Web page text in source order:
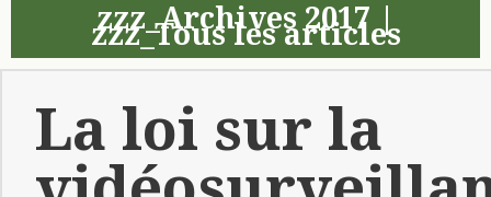
zzz_Archives 2017|
zzz_Tous les articles
La loi sur la